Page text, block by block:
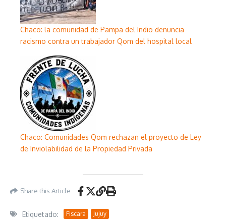
Chaco: la comunidad de Pampa del Indio denuncia
racismo contra un trabajador Qom del hospital local
Chaco: Comunidades Qom rechazan el proyecto de Ley
de Inviolabilidad de la Propiedad Privada
Share this Article
Etiquetado: Fiscara Jujuy